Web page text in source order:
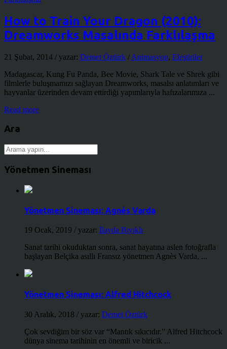
How to Train Your Dragon (2010):
Dreamworks Masalında Farklılaşma
21 Şubat, 2014 / yazar: Demet Öztürk / Animasyon, Eleştiriler
Madagascar, Kung Fu Panda, Bee Movie, Shark Tale ve Shrek gibi
filmlerle buluşmamızı sağlayan Dreamworks, masalsı anlatımları ve
hayvanlar üzerinden devam ettirdiği yapımlarıyla hafızalarımıza ...
Read more
Ara
Yönetmen Sineması
Yönetmen Sineması: Agnès Varda
19 Ocak, 2019 / yazar: İlayda Bıyıklı
Sanat tarihi okuduktan sonra, sanat hayatına aslen fotoğrafla
başlayan Belçika asıllı Fransız yönetmen Agnès Varda, ...
Yönetmen Sineması: Alfred Hitchcock
30 Aralık, 2018 / yazar: Demet Öztürk
Çok sevdiğim bir söz var “Mantık sıkıcıdır.” Alfred Hitchcock
dünya sinema tarihinin en önemli ve biricik ...